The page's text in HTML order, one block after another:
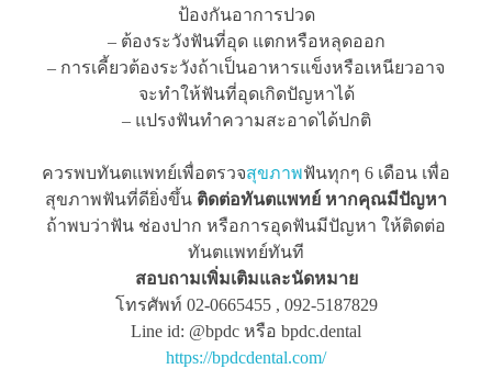
ป้องกันอาการปวด
– ต้องระวังฟันที่อุด แตกหรือหลุดออก
– การเคี้ยวต้องระวังถ้าเป็นอาหารแข็งหรือเหนียวอาจ
จะทำให้ฟันที่อุดเกิดปัญหาได้
– แปรงฟันทำความสะอาดได้ปกติ
ควรพบทันตแพทย์เพื่อตรวจสุขภาพฟันทุกๆ 6 เดือน เพื่อ
สุขภาพฟันที่ดียิ่งขึ้น ติดต่อทันตแพทย์ หากคุณมีปัญหา
ถ้าพบว่าฟัน ช่องปาก หรือการอุดฟันมีปัญหา ให้ติดต่อ
ทันตแพทย์ทันที
สอบถามเพิ่มเติมและนัดหมาย
โทรศัพท์ 02-0665455 , 092-5187829
Line id: @bpdc หรือ bpdc.dental
https://bpdcdental.com/